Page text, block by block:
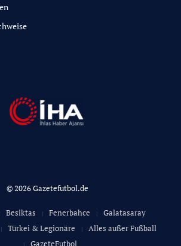
© 2026 Gazetefutbol.de
Besiktas Fenerbahce
Galatasaray
Türkei & Legionäre
Alles außer Fußball
GazeteFutbol